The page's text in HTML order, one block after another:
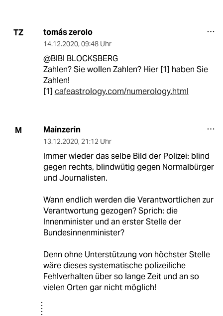
TZ tomás zerolo
14.12.2020, 09:48 Uhr
@BIBI BLOCKSBERG
Zahlen? Sie wollen Zahlen? Hier [1] haben Sie
Zahlen!
[1] cafeastrology.com/numerology.html
M Mainzerin
13.12.2020, 21:12 Uhr
Immer wieder das selbe Bild der Polizei: blind
gegen rechts, blindwütig gegen Normalbürger
und Journalisten.
Wann endlich werden die Verantwortlichen zur
Verantwortung gezogen? Sprich: die
Innenminister und an erster Stelle der
Bundesinnenminister?
Denn ohne Unterstützung von höchster Stelle
wäre dieses systematische polizeiliche
Fehlverhalten über so lange Zeit und an so
vielen Orten gar nicht möglich!